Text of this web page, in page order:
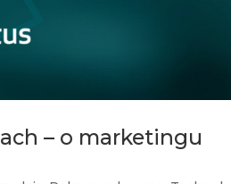
– o marketingu